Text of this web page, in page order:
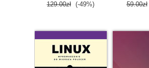
129.00zł (-49%) 59.00zł